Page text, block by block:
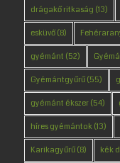
drágakő ritkaság (13)
esküvő(8)
gyémánt (52)
Gyémántgyűrű(55)
gyémánt ékszer(54)
híres gyémántok(13)
Karikagyűrű(8) kék